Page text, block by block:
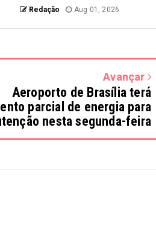
Redação Aug 01, 2026
Avançar
Aeroporto de Brasília terá
parcial de energia para
nesta segunda-feira